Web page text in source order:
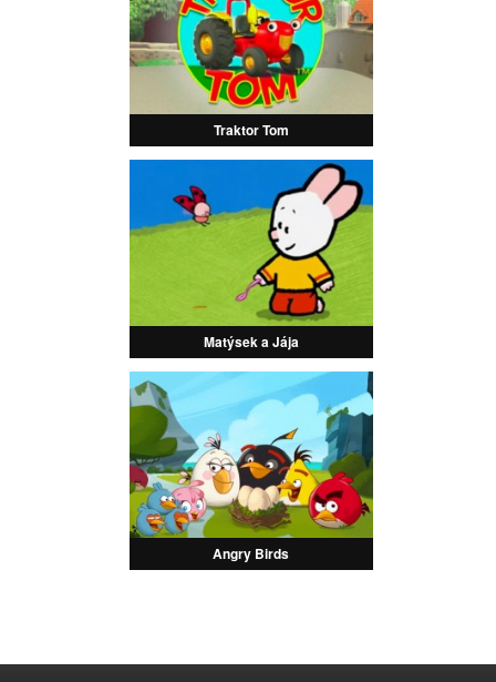
Traktor Tom
Matýsek a Jája
Angry Birds